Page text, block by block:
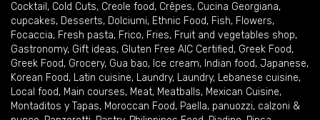
Cocktail , Cold Cuts, Creole food, Crêpes, Cucina Georgiana,
cupcakes, Desserts, Dolciumi, Ethnic Food, Fish, Flowers,
Focaccia, Fresh pasta, Frico, Fries, Fruit and vegetables shop,
Gastronomy, Gift ideas, Gluten Free AIC Certified, Greek Food,
Greek Food, Grocery, Gua bao, Ice cream, Indian food, Japanese,
Korean Food, Latin cuisine, Laundry, Laundry, Lebanese cuisine,
Local food, Main courses, Meat, Meatballs, Mexican Cuisine,
Montaditos y Tapas, Moroccan Food, Paella, panuozzi, calzoni &